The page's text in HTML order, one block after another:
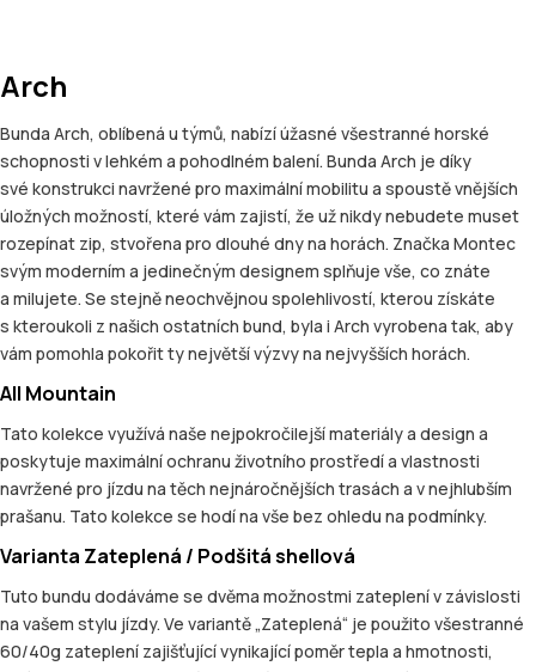
Arch
Bunda Arch, oblíbená u týmů, nabízí úžasné všestranné horské
schopnosti v lehkém a pohodlném balení. Bunda Arch je díky
své konstrukci navržené pro maximální mobilitu a spoustě vnějších
úložných možností, které vám zajistí, že už nikdy nebudete muset
rozepínat zip, stvořena pro dlouhé dny na horách. Značka Montec
svým moderním a jedinečným designem splňuje vše, co znáte
a milujete. Se stejně neochvějnou spolehlivostí, kterou získáte
s kteroukoli z našich ostatních bund, byla i Arch vyrobena tak, aby
vám pomohla pokořit ty největší výzvy na nejvyšších horách.
All Mountain
Tato kolekce využívá naše nejpokročilejší materiály a design a
poskytuje maximální ochranu životního prostředí a vlastnosti
navržené pro jízdu na těch nejnáročnějších trasách a v nejhlubším
prašanu. Tato kolekce se hodí na vše bez ohledu na podmínky.
Varianta Zateplená / Podšitá shellová
Tuto bundu dodáváme se dvěma možnostmi zateplení v závislosti
na vašem stylu jízdy. Ve variantě „Zateplená“ je použito všestranné
60/40g zateplení zajišťující vynikající poměr tepla a hmotnosti,